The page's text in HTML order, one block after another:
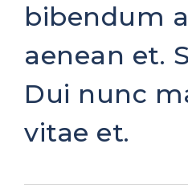
bibendum
aenean et.
Dui nunc
vitae et.